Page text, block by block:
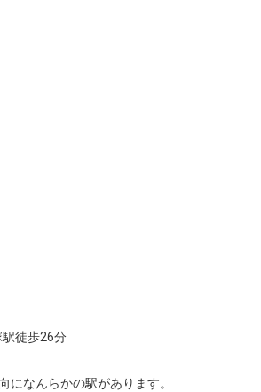
徒歩26分
になんらかの駅があります。